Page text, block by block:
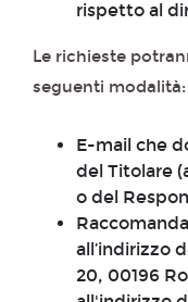
rispetto al
Le richieste
seguenti modalità:
E-mail che
del Titolare
o del
all’indirizzo
20, 00196